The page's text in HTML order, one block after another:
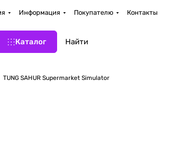
Информация Покупателю Контакты
Каталог
TUNG SAHUR Supermarket Simulator